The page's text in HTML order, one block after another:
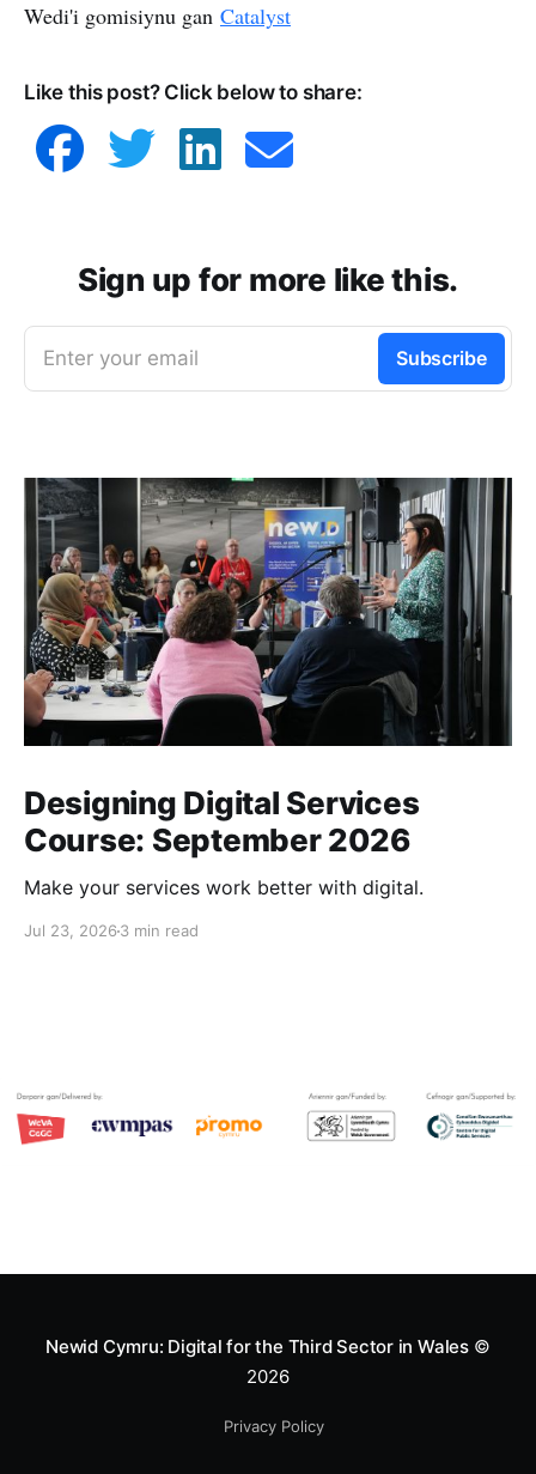
Sut i ddeall eich costau digidol cyfredol
Sut i gyllidebu ar gyfer costau digidol yn
y dyfodol
Sut i integreiddio costau digidol i’ch
Mae ein canllaw yn
Wedi'i gomisiynu gan Catalyst
Like this post? Click below to share:
Sign up for more like this.
Enter your email Subscribe
Designing Digital Services
Course: September 2026
Make your services work better with digital.
Jul 23, 2026 3 min read
Newid Cymru: Digital for the Third Sector in Wales©
2026
Privacy Policy